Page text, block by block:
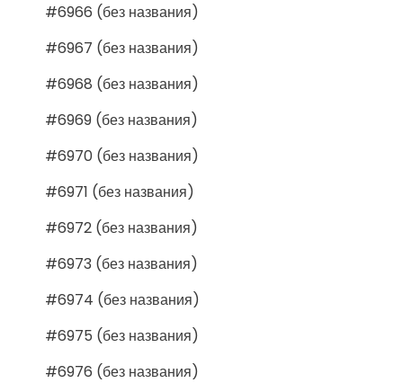
#6966 (без названия)
#6967 (без названия)
#6968 (без названия)
#6969 (без названия)
#6970 (без названия)
#6971 (без названия)
#6972 (без названия)
#6973 (без названия)
#6974 (без названия)
#6975 (без названия)
#6976 (без названия)